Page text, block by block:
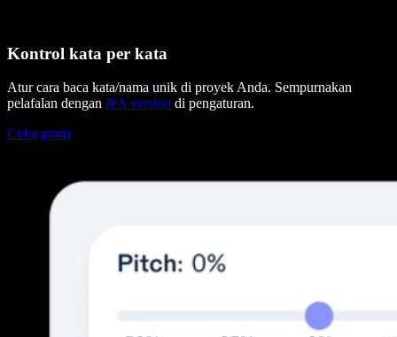
Kontrol kata per kata
Atur cara baca kata/nama unik di proyek Anda. Sempurnakan
pelafalan dengan IPA version di pengaturan.
Coba gratis